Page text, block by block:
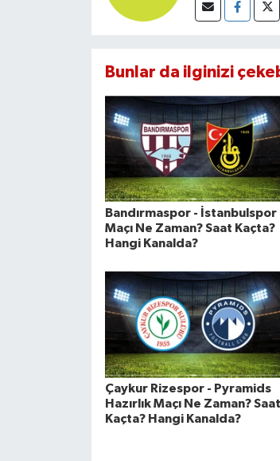
Bunlar da ilginizi
Bandırmaspor - İstanbulspor
Maçı Ne Zaman? Saat Kaçta?
Hangi Kanalda?
Çaykur Rizespor - Pyramids
Hazırlık Maçı Ne Zaman? Saat
Kaçta? Hangi Kanalda?